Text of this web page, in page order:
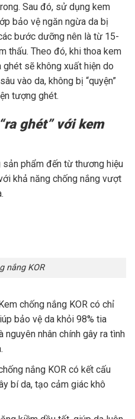
Sau đó, sử dụng kem
bảo vệ ngăn ngừa da bị
bước dưỡng nên là từ 15-
thấu. Theo đó, khi thoa kem
sẽ không xuất hiện do
vào da, không bị “quyện”
tượng ghét.
ghét” với kem
sản phẩm đến từ thương hiệu
khả năng chống nắng vượt
nắng KOR
Kem chống nắng KOR có chỉ
bảo vệ da khỏi 98% tia
nguyên nhân chính gây ra tình
nắng KOR có kết cấu
bí da, tạo cảm giác khô